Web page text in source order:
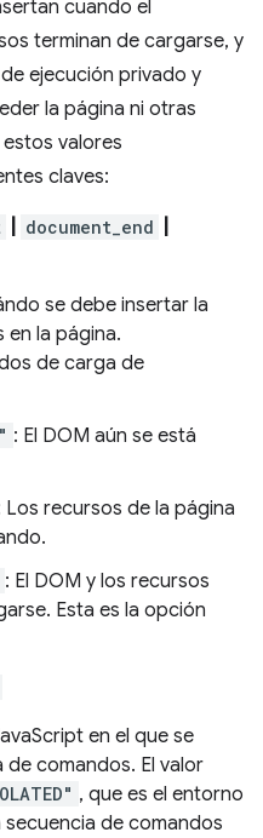
cuando el
terminan de cargarse, y
ejecución privado y
la página ni otras
valores
claves:
document_end
se debe insertar la
en la página.
de carga de
: El DOM aún se está
Los recursos de la página
: El DOM y los recursos
Esta es la opción
en el que se
comandos. El valor
, que es el entorno
de comandos